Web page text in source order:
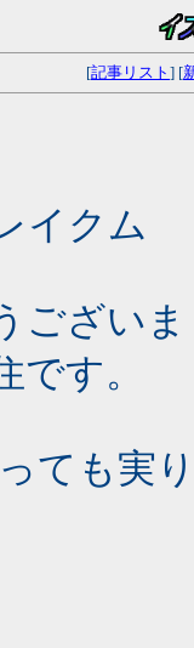
[記事リスト ] [
イクム
ござい
です。
ても実